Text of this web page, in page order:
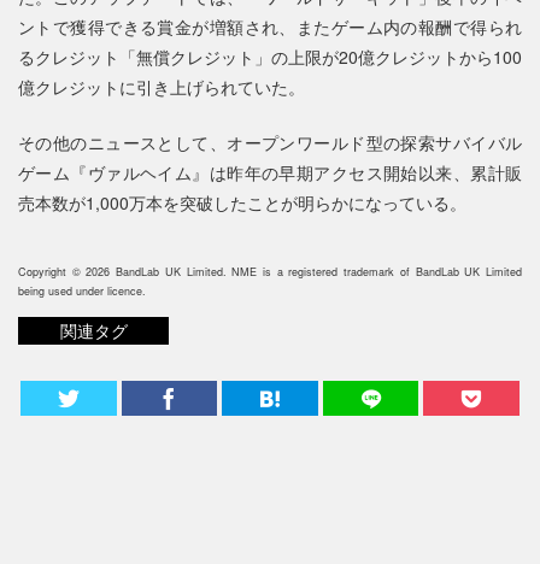
ントで獲得できる賞金が増額され、またゲーム内の報酬で得られ
るクレジット「無償クレジット」の上限が20億クレジットから100
億クレジットに引き上げられていた。
その他のニュースとして、オープンワールド型の探索サバイバル
ゲーム『ヴァルヘイム』は昨年の早期アクセス開始以来、累計販
売本数が1,000万本を突破したことが明らかになっている。
Copyright © 2026 BandLab UK Limited. NME is a registered trademark of BandLab UK Limited
being used under licence.
関連タグ